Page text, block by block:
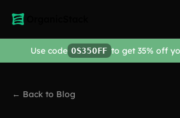
Use code OS35OFF to get 35% off
← Back to Blog